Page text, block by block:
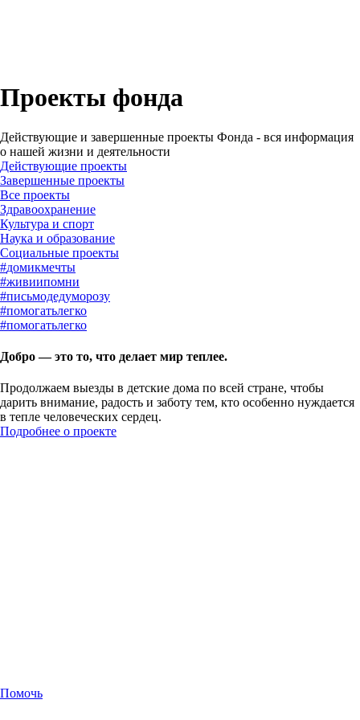
Проекты фонда
Действующие и завершенные проекты Фонда - вся информация
о нашей жизни и деятельности
Действующие проекты
Завершенные проекты
#домикмечты
#живиипомни
#письмодедуморозу
#помогатьлегко
#помогатьлегко
Добро — это то, что делает мир теплее.
Продолжаем выезды в детские дома по всей стране, чтобы
дарить внимание, радость и заботу тем, кто особенно нуждается
в тепле человеческих сердец.
Подробнее о проекте
Помочь